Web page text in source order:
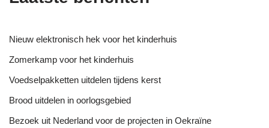
Nieuw elektronisch hek voor het kinderhuis
Zomerkamp voor het kinderhuis
Voedselpakketten uitdelen tijdens kerst
Brood uitdelen in oorlogsgebied
Bezoek uit Nederland voor de projecten in Oekraïne